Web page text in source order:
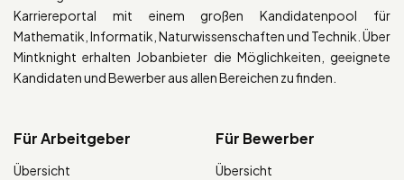
Karriereportal mit einem großen Kandidatenpool für
Mathematik, Informatik, Naturwissenschaften und Technik. Über
Mintknight erhalten Jobanbieter die Möglichkeiten, geeignete
Kandidaten und Bewerber aus allen Bereichen zu finden.
Für Arbeitgeber
Übersicht
Für Bewerber
Übersicht